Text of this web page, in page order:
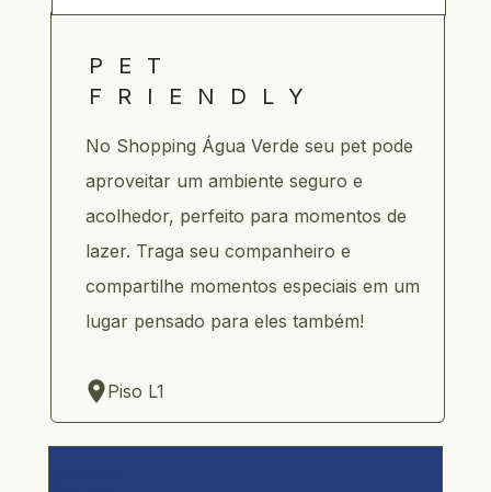
PET
FRIENDLY
No Shopping Água Verde seu pet pode
aproveitar um ambiente seguro e
acolhedor, perfeito para momentos de
lazer. Traga seu companheiro e
compartilhe momentos especiais em um
lugar pensado para eles também!
Piso L1